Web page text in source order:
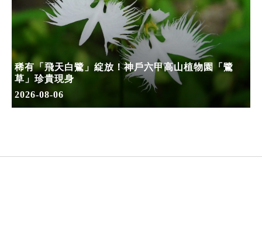
稀有「飛天白鷺」綻放！神戶六甲高山植物園「鷺
草」珍貴現身
2026-08-06